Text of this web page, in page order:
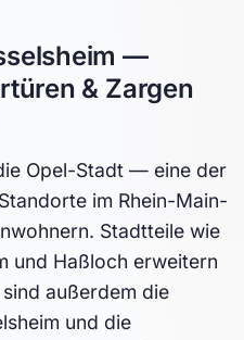
—
& Zargen
Opel-Stadt — eine der
im Rhein-Main-
Stadtteile wie
und Haßloch erweitern
außerdem die
und die